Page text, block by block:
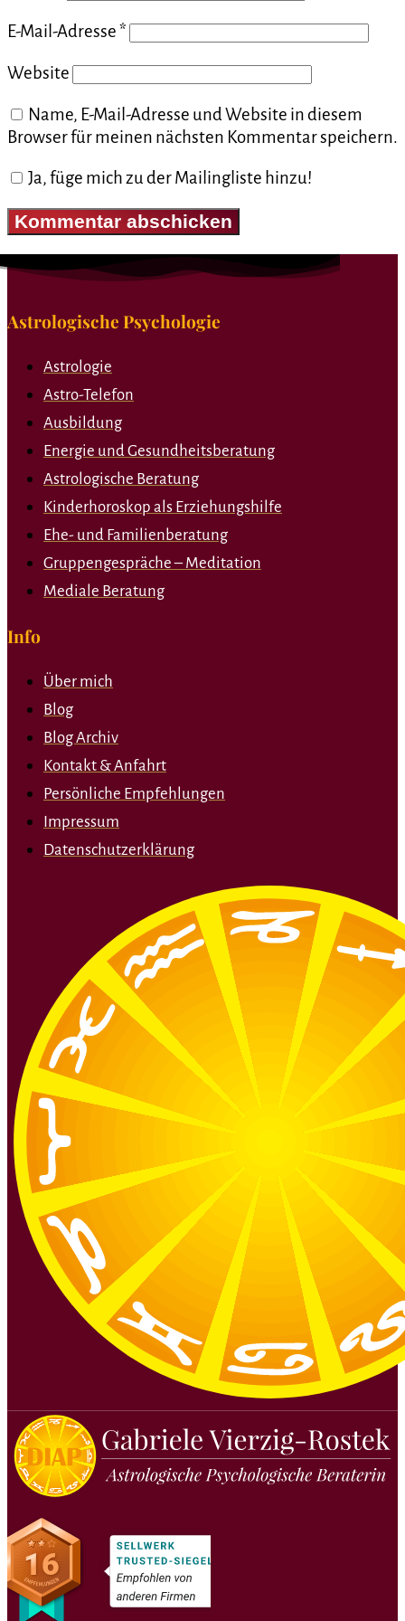
E-Mail-Adresse*
Website
Name, E-Mail-Adresse und Website in diesem
Browser für meinen nächsten Kommentar speichern.
Ja, füge mich zu der Mailingliste hinzu!
Astrologische Psychologie
Astrologie
Astro-Telefon
Ausbildung
Energie und Gesundheitsberatung
Astrologische Beratung
Kinderhoroskop als Erziehungshilfe
Ehe- und Familienberatung
Gruppengespräche – Meditation
Mediale Beratung
Info
Über mich
Blog
Blog Archiv
Kontakt & Anfahrt
Persönliche Empfehlungen
Impressum
Datenschutzerklärung